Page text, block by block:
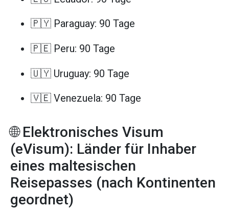
🇵🇾 Paraguay: 90 Tage
🇵🇪 Peru: 90 Tage
🇺🇾 Uruguay: 90 Tage
🇻🇪 Venezuela: 90 Tage
🌐 Elektronisches Visum
(eVisum): Länder für Inhaber
eines maltesischen
Reisepasses (nach Kontinenten
geordnet)